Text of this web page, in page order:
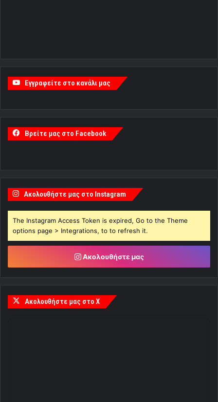
Εγγραφείτε στο κανάλι μας
Βρείτε μας στο Facebook
Ακολουθήστε μας στο Instagram
The Instagram Access Token is expired, Go to the Theme
options page > Integrations, to to refresh it.
Ακολουθήστε μας
Ακολουθήστε μας στο X